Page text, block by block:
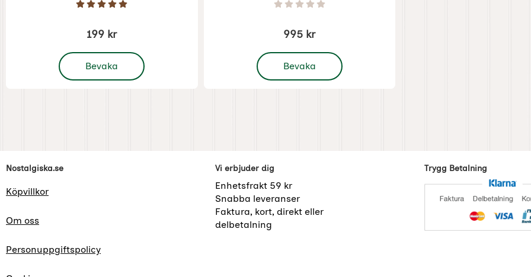
Betyg: 5 Stjärnor av 5
199 kr
Bevaka
, Dörrklocka i gjutjärn
Betyg: 0 Stjärnor av 5
995 kr
Bevaka
, Vattenbehållare med kran zink
Sidfot Blandad info och länkar
Nostalgiska.se
Köpvillkor
Om oss
Personuppgiftspolicy
Vi erbjuder dig
Enhetsfrakt 59 kr
Snabba leveranser
Faktura, kort, direkt eller
delbetalning
Trygg Betalning